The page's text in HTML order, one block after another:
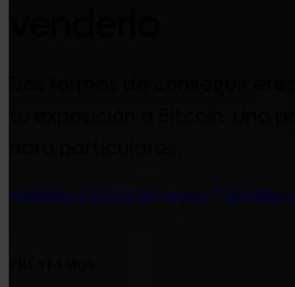
Apúntate a la lista de espera Escribir